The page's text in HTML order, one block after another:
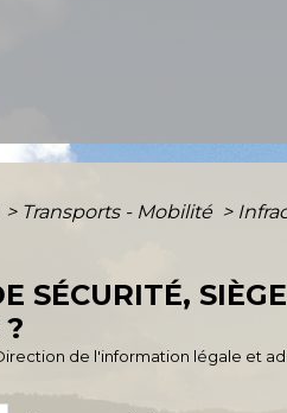
> Transports - Mobilité >
SÉCURITÉ,
?
de l'information légale et